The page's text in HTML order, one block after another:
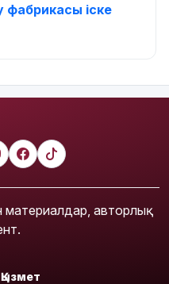
іске
материалдар, авторлық
Қызмет